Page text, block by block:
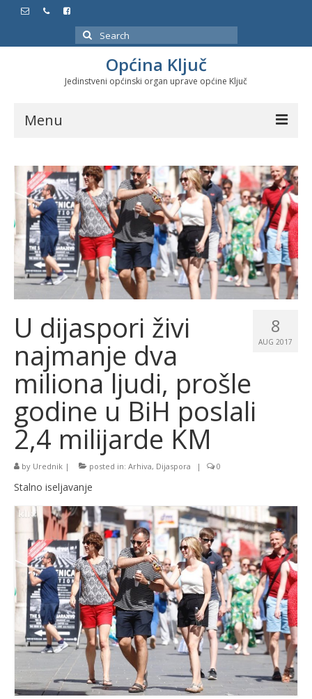
Search
for:
Općina Ključ
Jedinstveni općinski organ uprave općine Ključ
Menu
Službeni glasnici
Javne nabavke
Značajni datumi i manifestacije
Program energetske efikasnosti u stambenom
sektoru
8
AUG 2017
U dijaspori živi
najmanje dva
miliona ljudi, prošle
godine u BiH poslali
2,4 milijarde KM
by Urednik | posted in: Arhiva, Dijaspora | 0
Stalno iseljavanje